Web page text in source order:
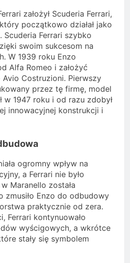
założył Scuderia Ferrari,
początkowo działał jako
Scuderia Ferrari szybko
swoim sukcesom na
W 1939 roku Enzo
Alfa Romeo i założyć
Avio Costruzioni. Pierwszy
przez tę firmę, model
w 1947 roku i od razu zdobył
innowacyjnej konstrukcji i
ogromny wpływ na
a Ferrari nie było
Maranello została
zmusiło Enzo do odbudowy
praktycznie od zera.
Ferrari kontynuowało
wyścigowych, a wkrótce
stały się symbolem